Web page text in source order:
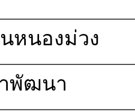
หนองม่วง
าพัฒนา